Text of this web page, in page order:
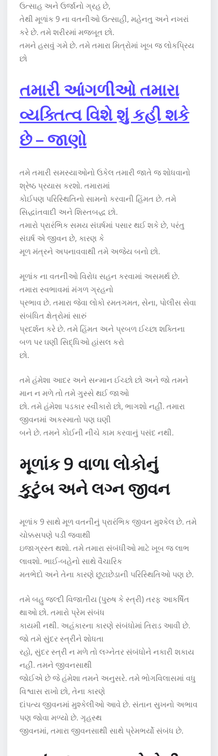
ઉત્સાહ અને ઉર્જાનો ગ્રહ છે,
તેથી મૂળાંક 9 ના વતનીઓ ઉત્સાહી, મહેનતુ અને નખરાં
કરે છે. તમે શરીરમાં મજબૂત છો.
તમને હસવું ગમે છે. તમે તમારા મિત્રોમાં ખૂબ જ લોકપ્રિય
છો
તમારી આંગળીઓ તમારા
વ્યક્તિત્વ વિશે શું કહી શકે
છે – જાણો
તમે તમારી સમસ્યાઓનો ઉકેલ તમારી જાતે જ શોધવાનો
શ્રેષ્ઠ પ્રયાસ કરશો. તમારામાં
કોઈપણ પરિસ્થિતિનો સામનો કરવાની હિંમત છે. તમે
સિદ્ધાંતવાદી અને શિસ્તબદ્ધ છો.
તમારો પ્રારંભિક સમય સંઘર્ષમાં પસાર થઈ શકે છે, પરંતુ
સંઘર્ષ એ જીવન છે, કારણ કે
મૂળ મંત્રને અપનાવવાથી તમે અજેય બનો છો.
મૂળાંક ના વતનીઓ વિરોધ સહન કરવામાં અસમર્થ છે.
તમારા સ્વભાવમાં મંગળ ગ્રહનો
પ્રભાવ છે. તમારા જેવા લોકો રમતગમત, સેના, પોલીસ સેવા
સંબંધિત ક્ષેત્રોમાં સારું
પ્રદર્શન કરે છે. તમે હિંમત અને પ્રબળ ઈચ્છા શક્તિના
બળ પર ઘણી સિદ્ધિઓ હાંસલ કરો
છો.
તમે હંમેશા આદર અને સન્માન ઈચ્છો છો અને જો તમને
માન ન મળે તો તમે ગુસ્સે થઈ જાઓ
છો. તમે હંમેશા પડકાર સ્વીકારો છો, ભાગશો નહીં. તમારા
જીવનમાં અકસ્માતો પણ ઘણી
બને છે. તમને કોઈની નીચે કામ કરવાનું પસંદ નથી.
મૂળાંક 9 વાળા લોકોનું
કુટુંબ અને લગ્ન જીવન
મૂળાંક 9 સાથે મૂળ વતનીનું પ્રારંભિક જીવન મુશ્કેલ છે. તમે
ચોક્કસપણે પડી જવાથી
ઇજાગ્રસ્ત થશો. તમે તમારા સંબંધીઓ માટે ખૂબ જ લાભ
લાવશો. ભાઈ-બહેનો સાથે વૈચારિક
મતભેદો અને તેના કારણે છૂટાછેડાની પરિસ્થિતિઓ પણ છે.
તમે બહુ જલ્દી વિજાતીય (પુરુષ કે સ્ત્રી) તરફ આકર્ષિત
થાઓ છો. તમારો પ્રેમ સંબંધ
કાયમી નથી. અહંકારના કારણે સંબંધોમાં તિરાડ આવી છે.
જો તમે સુંદર સ્ત્રીને શોધતા
રહો, સુંદર સ્ત્રી ન મળે તો લગ્નેતર સંબંધોને નકારી શકાય
નહીં. તમને જીવનસાથી
જોઈએ છે જે હંમેશા તમને અનુસરે. તમે ભોગવિલાસમાં વધુ
વિશ્વાસ રાખો છો, તેના કારણે
દાંપત્ય જીવનમાં મુશ્કેલીઓ આવે છે. સંતાન સુખનો અભાવ
પણ જોવા મળ્યો છે. ગૃહસ્થ
જીવનમાં, તમારા જીવનસાથી સાથે પ્રેમભર્યો સંબંધ છે.